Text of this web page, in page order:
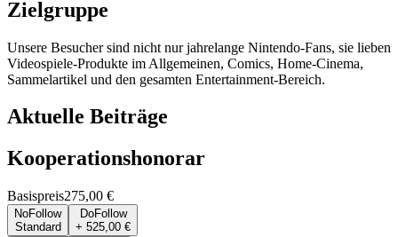
Zielgruppe
Unsere Besucher sind nicht nur jahrelange Nintendo-Fans, sie lieben
Videospiele-Produkte im Allgemeinen, Comics, Home-Cinema,
Sammelartikel und den gesamten Entertainment-Bereich.
Aktuelle Beiträge
Kooperationshonorar
Basispreis275,00 €
NoFollow
Standard
DoFollow
+ 525,00 €